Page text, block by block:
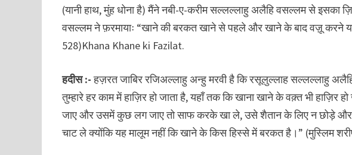
(यानी हाथ, मुंह धोना है) मैंने नबी-ए-करीम सल्लल्लाहु अलैहि वसल्लम से इसका
वसल्लम ने फ़रमायाः “खाने की बरकत खाने से पहले और खाने के बाद वज़ू करने
528)Khana Khane ki Fazilat.
हदीस :-हज़रत जाबिर रजिअल्लाहु अन्हु मरवी है कि रसूलुल्लाह सल्लल्लाहु
तुम्हारे हर काम में हाज़िर हो जाता है, यहाँ तक कि खाना खाने के वक़्त भी हाज़िर
जाए और उसमें कुछ लग जाए तो साफ करके खा ले, उसे शैतान के लिए न छोड़े और
चाट ले क्योंकि यह मालूम नहीं कि खाने के किस हिस्से में बरकत है।” (मुस्लिम